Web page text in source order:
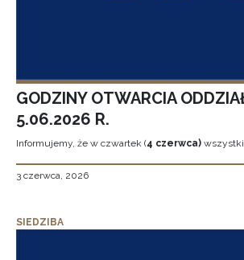
GODZINY OTWARCIA
5.06.2026 R.
Informujemy, że w czwartek (4 czerwca)
3 czerwca, 2026
SIEDZIBA